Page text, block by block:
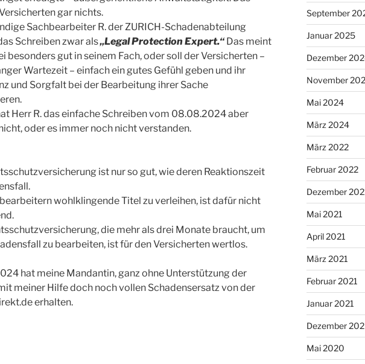
gar nichts.
Sachbearbeiter R. der ZURICH-Schadenabteilung
Schreiben zwar als„Legal Protection Expert.“ Das meint
besonders gut in seinem Fach, oder soll der Versicherten –
Wartezeit – einfach ein gutes Gefühl geben und ihr
und Sorgfalt bei der Bearbeitung ihrer Sache
Herr R. das einfache Schreiben vom 08.08.2024 aber
oder es immer noch nicht verstanden.
ist nur so gut, wie deren Reaktionszeit
wohlklingende Titel zu verleihen, ist dafür nicht
die mehr als drei Monate braucht, um
zu bearbeiten, ist für den Versicherten wertlos.
hat meine Mandantin, ganz ohne Unterstützung der
meiner Hilfe doch noch vollen Schadensersatz von der
erhalten.
September
Januar 2025
Dezember
November
Mai 2024
März 2024
März 2022
Februar 2022
Dezember
Mai 2021
April 2021
März 2021
Februar 2021
Januar 2021
Dezember
Mai 2020